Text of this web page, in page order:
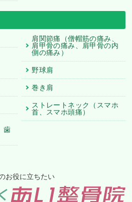
肩関節痛（僧帽筋の痛み、
肩甲骨の痛み、肩甲骨の内
側の痛み）
野球肩
巻き肩
ストレートネック（スマホ
首、スマホ頭痛）
歯
お役に立ちたい